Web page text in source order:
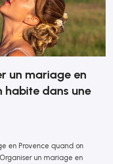
un mariage en
habite dans une
en Provence quand on
un mariage en